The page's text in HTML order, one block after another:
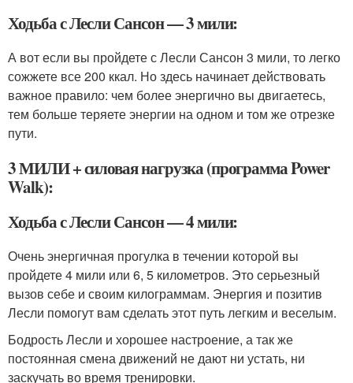
Ходьба с Лесли Сансон — 3 мили:
А вот если вы пройдете с Лесли Сансон 3 мили, то легко
сожжете все 200 ккал. Но здесь начинает действовать
важное правило: чем более энергично вы двигаетесь,
тем больше теряете энергии на одном и том же отрезке
пути.
3 МИЛИ + силовая нагрузка (программа Power
Walk):
Ходьба с Лесли Сансон — 4 мили:
Очень энергичная прогулка в течении которой вы
пройдете 4 мили или 6, 5 километров. Это серьезный
вызов себе и своим килограммам. Энергия и позитив
Лесли помогут вам сделать этот путь легким и веселым.
Бодрость Лесли и хорошее настроение, а так же
постоянная смена движений не дают ни устать, ни
заскучать во время тренировки.